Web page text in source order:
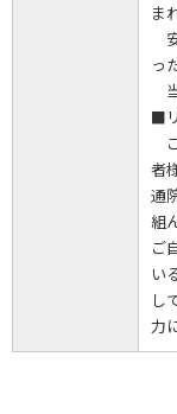
ま
っ
■
者
通
組
ご
い
し
力